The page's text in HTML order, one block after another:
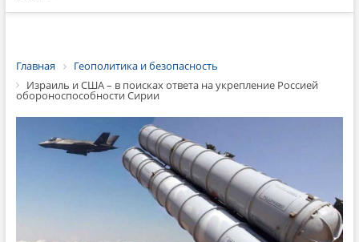
Главная
Геополитика и безопасность
Израиль и США – в поисках ответа на укрепление Россией
обороноспособности Сирии